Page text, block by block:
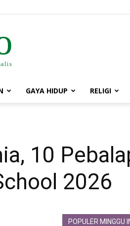
GAYA HIDUP RELIGI
10
2026
POPULER MINGGU